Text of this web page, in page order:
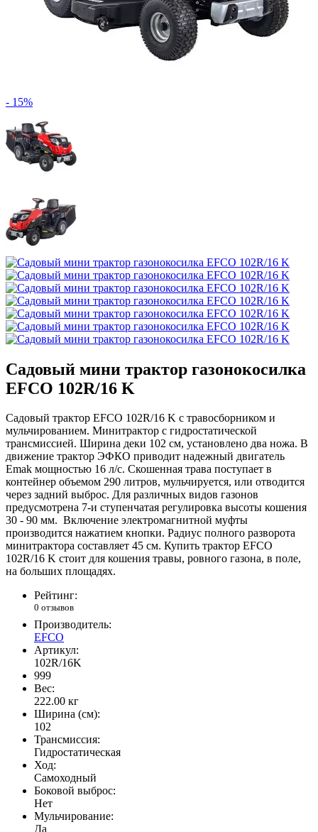
- 15%
Садовый мини трактор газонокосилка
EFCO 102R/16 K
Садовый трактор EFCO 102R/16 K с травосборником и
мульчированием. Минитрактор с гидростатической
трансмиссией. Ширина деки 102 см, установлено два ножа. В
движение трактор ЭФКО приводит надежный двигатель
Emak мощностью 16 л/с. Скошенная трава поступает в
контейнер объемом 290 литров, мульчируется, или отводится
через задний выброс. Для различных видов газонов
предусмотрена 7-и ступенчатая регулировка высоты кошения
30 - 90 мм. Включение электромагнитной муфты
производится нажатием кнопки. Радиус полного разворота
минитрактора составляет 45 см. Купить трактор EFCO
102R/16 K стоит для кошения травы, ровного газона, в поле,
на больших площадях.
Рейтинг:
0 отзывов
Производитель:
EFCO
Артикул:
102R/16K
999
Вес:
222.00 кг
Ширина (см):
102
Трансмиссия:
Гидростатическая
Ход:
Самоходный
Боковой выброс:
Нет
Мульчирование:
Да